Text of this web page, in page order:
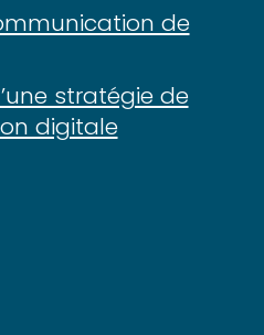
de
stratégie de
digitale